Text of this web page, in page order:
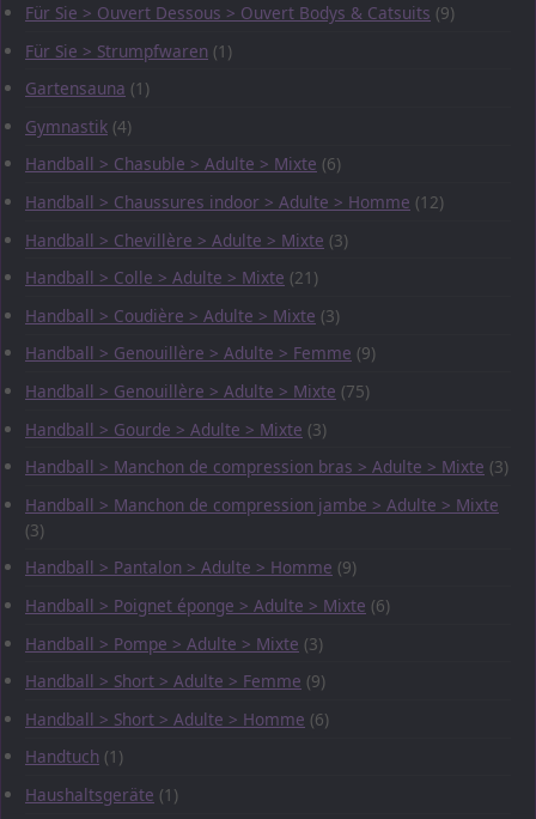
Für Sie > Ouvert Dessous > Ouvert Bodys & Catsuits (9)
Für Sie > Strumpfwaren (1)
Gartensauna (1)
Gymnastik (4)
Handball > Chasuble > Adulte > Mixte (6)
Handball > Chaussures indoor > Adulte > Homme (12)
Handball > Chevillère > Adulte > Mixte (3)
Handball > Colle > Adulte > Mixte (21)
Handball > Coudière > Adulte > Mixte (3)
Handball > Genouillère > Adulte > Femme (9)
Handball > Genouillère > Adulte > Mixte (75)
Handball > Gourde > Adulte > Mixte (3)
Handball > Manchon de compression bras > Adulte > Mixte (3)
Handball > Manchon de compression jambe > Adulte > Mixte
(3)
Handball > Pantalon > Adulte > Homme (9)
Handball > Poignet éponge > Adulte > Mixte (6)
Handball > Pompe > Adulte > Mixte (3)
Handball > Short > Adulte > Femme (9)
Handball > Short > Adulte > Homme (6)
Handtuch (1)
Haushaltsgeräte (1)